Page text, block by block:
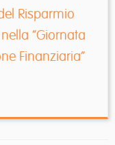
Risparmio
“Giornata
Finanziaria”